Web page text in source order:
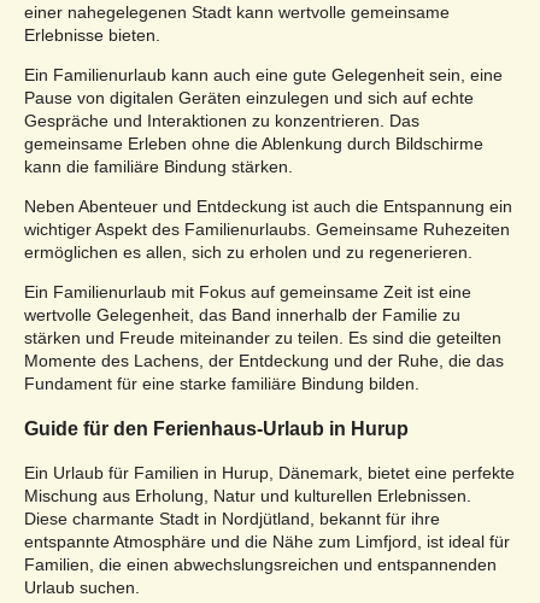
einer nahegelegenen Stadt kann wertvolle gemeinsame
Erlebnisse bieten.
Ein Familienurlaub kann auch eine gute Gelegenheit sein, eine
Pause von digitalen Geräten einzulegen und sich auf echte
Gespräche und Interaktionen zu konzentrieren. Das
gemeinsame Erleben ohne die Ablenkung durch Bildschirme
kann die familiäre Bindung stärken.
Neben Abenteuer und Entdeckung ist auch die Entspannung ein
wichtiger Aspekt des Familienurlaubs. Gemeinsame Ruhezeiten
ermöglichen es allen, sich zu erholen und zu regenerieren.
Ein Familienurlaub mit Fokus auf gemeinsame Zeit ist eine
wertvolle Gelegenheit, das Band innerhalb der Familie zu
stärken und Freude miteinander zu teilen. Es sind die geteilten
Momente des Lachens, der Entdeckung und der Ruhe, die das
Fundament für eine starke familiäre Bindung bilden.
Guide für den Ferienhaus-Urlaub in Hurup
Ein Urlaub für Familien in Hurup, Dänemark, bietet eine perfekte
Mischung aus Erholung, Natur und kulturellen Erlebnissen.
Diese charmante Stadt in Nordjütland, bekannt für ihre
entspannte Atmosphäre und die Nähe zum Limfjord, ist ideal für
Familien, die einen abwechslungsreichen und entspannenden
Urlaub suchen.